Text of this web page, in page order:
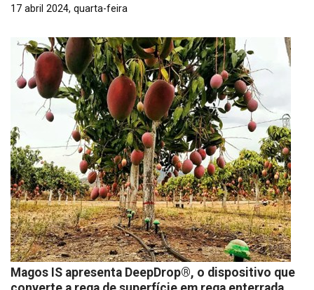
17 abril 2024, quarta-feira
Magos IS apresenta DeepDrop®, o dispositivo que